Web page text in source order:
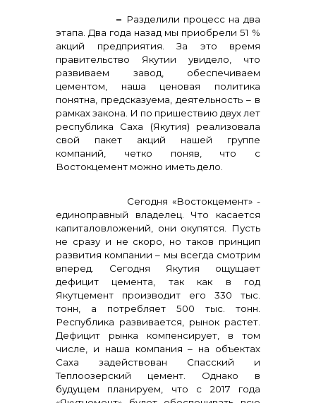
– Разделили процесс на два
этапа. Два года назад мы приобрели 51 %
акций предприятия. За это время
правительство Якутии увидело, что
развиваем завод, обеспечиваем
цементом, наша ценовая политика
понятна, предсказуема, деятельность – в
рамках закона. И по пришествию двух лет
республика Саха (Якутия) реализовала
свой пакет акций нашей группе
компаний, четко поняв, что с
Востокцемент можно иметь дело.
Сегодня «Востокцемент» -
единоправный владелец. Что касается
капиталовложений, они окупятся. Пусть
не сразу и не скоро, но таков принцип
развития компании – мы всегда смотрим
вперед. Сегодня Якутия ощущает
дефицит цемента, так как в год
Якутцемент производит его 330 тыс.
тонн, а потребляет 500 тыс. тонн.
Республика развивается, рынок растет.
Дефицит рынка компенсирует, в том
числе, и наша компания – на объектах
Саха задействован Спасский и
Теплоозерский цемент. Однако в
будущем планируем, что с 2017 года